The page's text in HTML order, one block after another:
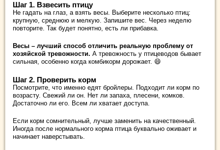
Шаг 1. Взвесить птицу
Не гадать на глаз, а взять весы. Выберите несколько птиц:
крупную, среднюю и мелкую. Запишите вес. Через неделю
повторите. Так будет понятно, есть ли прибавка.
Весы – лучший способ отличить реальную проблему от
хозяйской тревожности. А тревожность у птицеводов бывает
сильная, особенно когда комбикорм дорожает. 😄
Шаг 2. Проверить корм
Посмотрите, что именно едят бройлеры. Подходит ли корм по
возрасту. Свежий ли он. Нет ли запаха, плесени, комков.
Достаточно ли его. Всем ли хватает доступа.
Если корм сомнительный, лучше заменить на качественный.
Иногда после нормального корма птица буквально оживает и
начинает наверстывать.